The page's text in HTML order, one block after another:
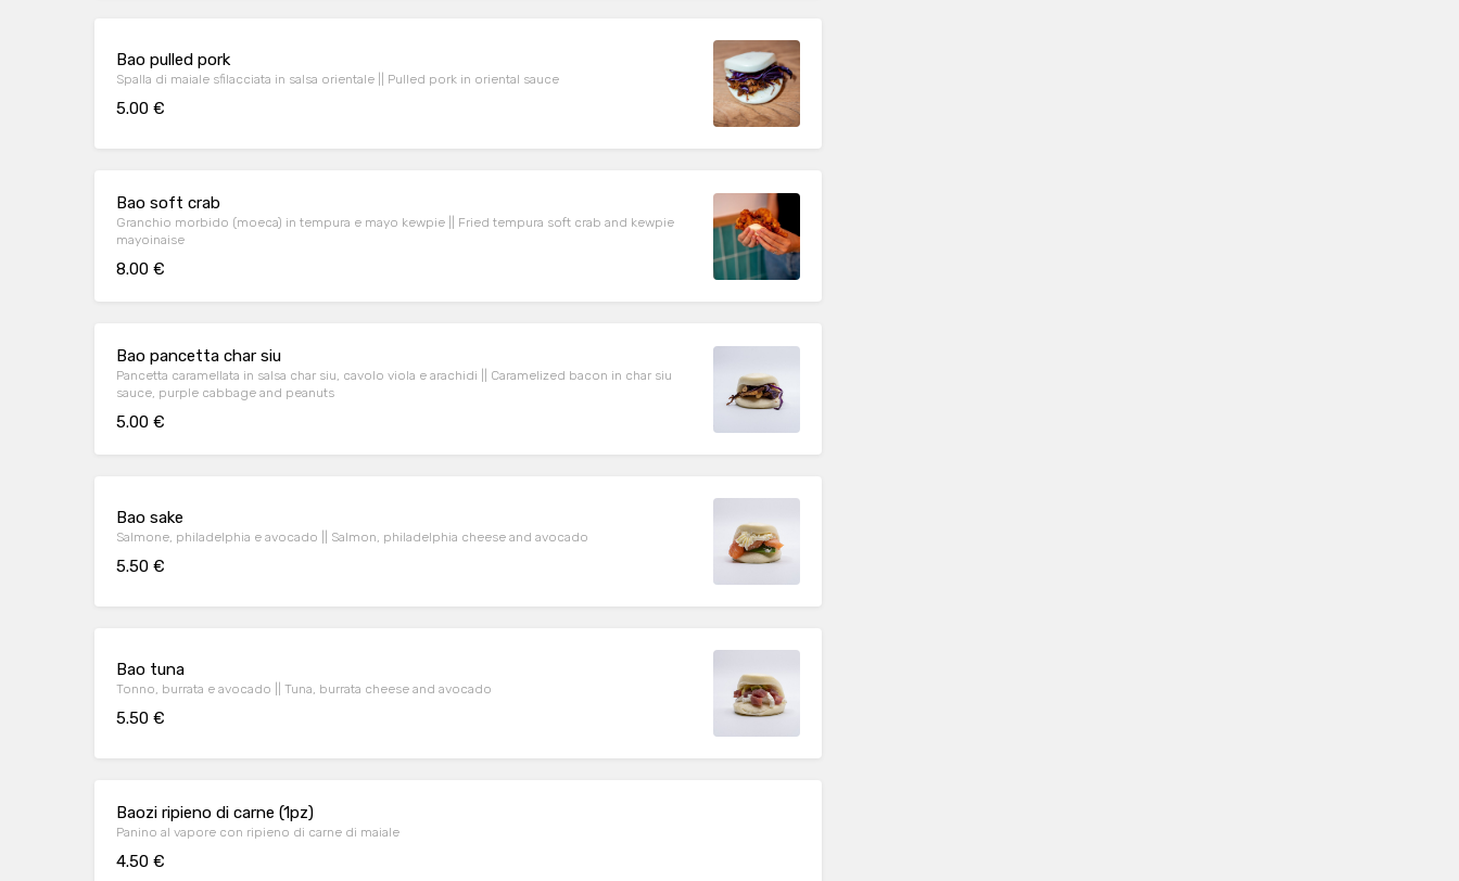
Bao pulled pork
Spalla di maiale sfilacciata in salsa orientale || Pulled pork in oriental sauce
5.00 €
Bao soft crab
Granchio morbido (moeca) in tempura e mayo kewpie || Fried tempura soft crab and kewpie
mayoinaise
8.00 €
Bao pancetta char siu
Pancetta caramellata in salsa char siu, cavolo viola e arachidi || Caramelized bacon in char siu
sauce, purple cabbage and peanuts
5.00 €
Bao sake
Salmone, philadelphia e avocado || Salmon, philadelphia cheese and avocado
5.50 €
Bao tuna
Tonno, burrata e avocado || Tuna, burrata cheese and avocado
5.50 €
Baozi ripieno di carne (1pz)
Panino al vapore con ripieno di carne di maiale
4.50 €